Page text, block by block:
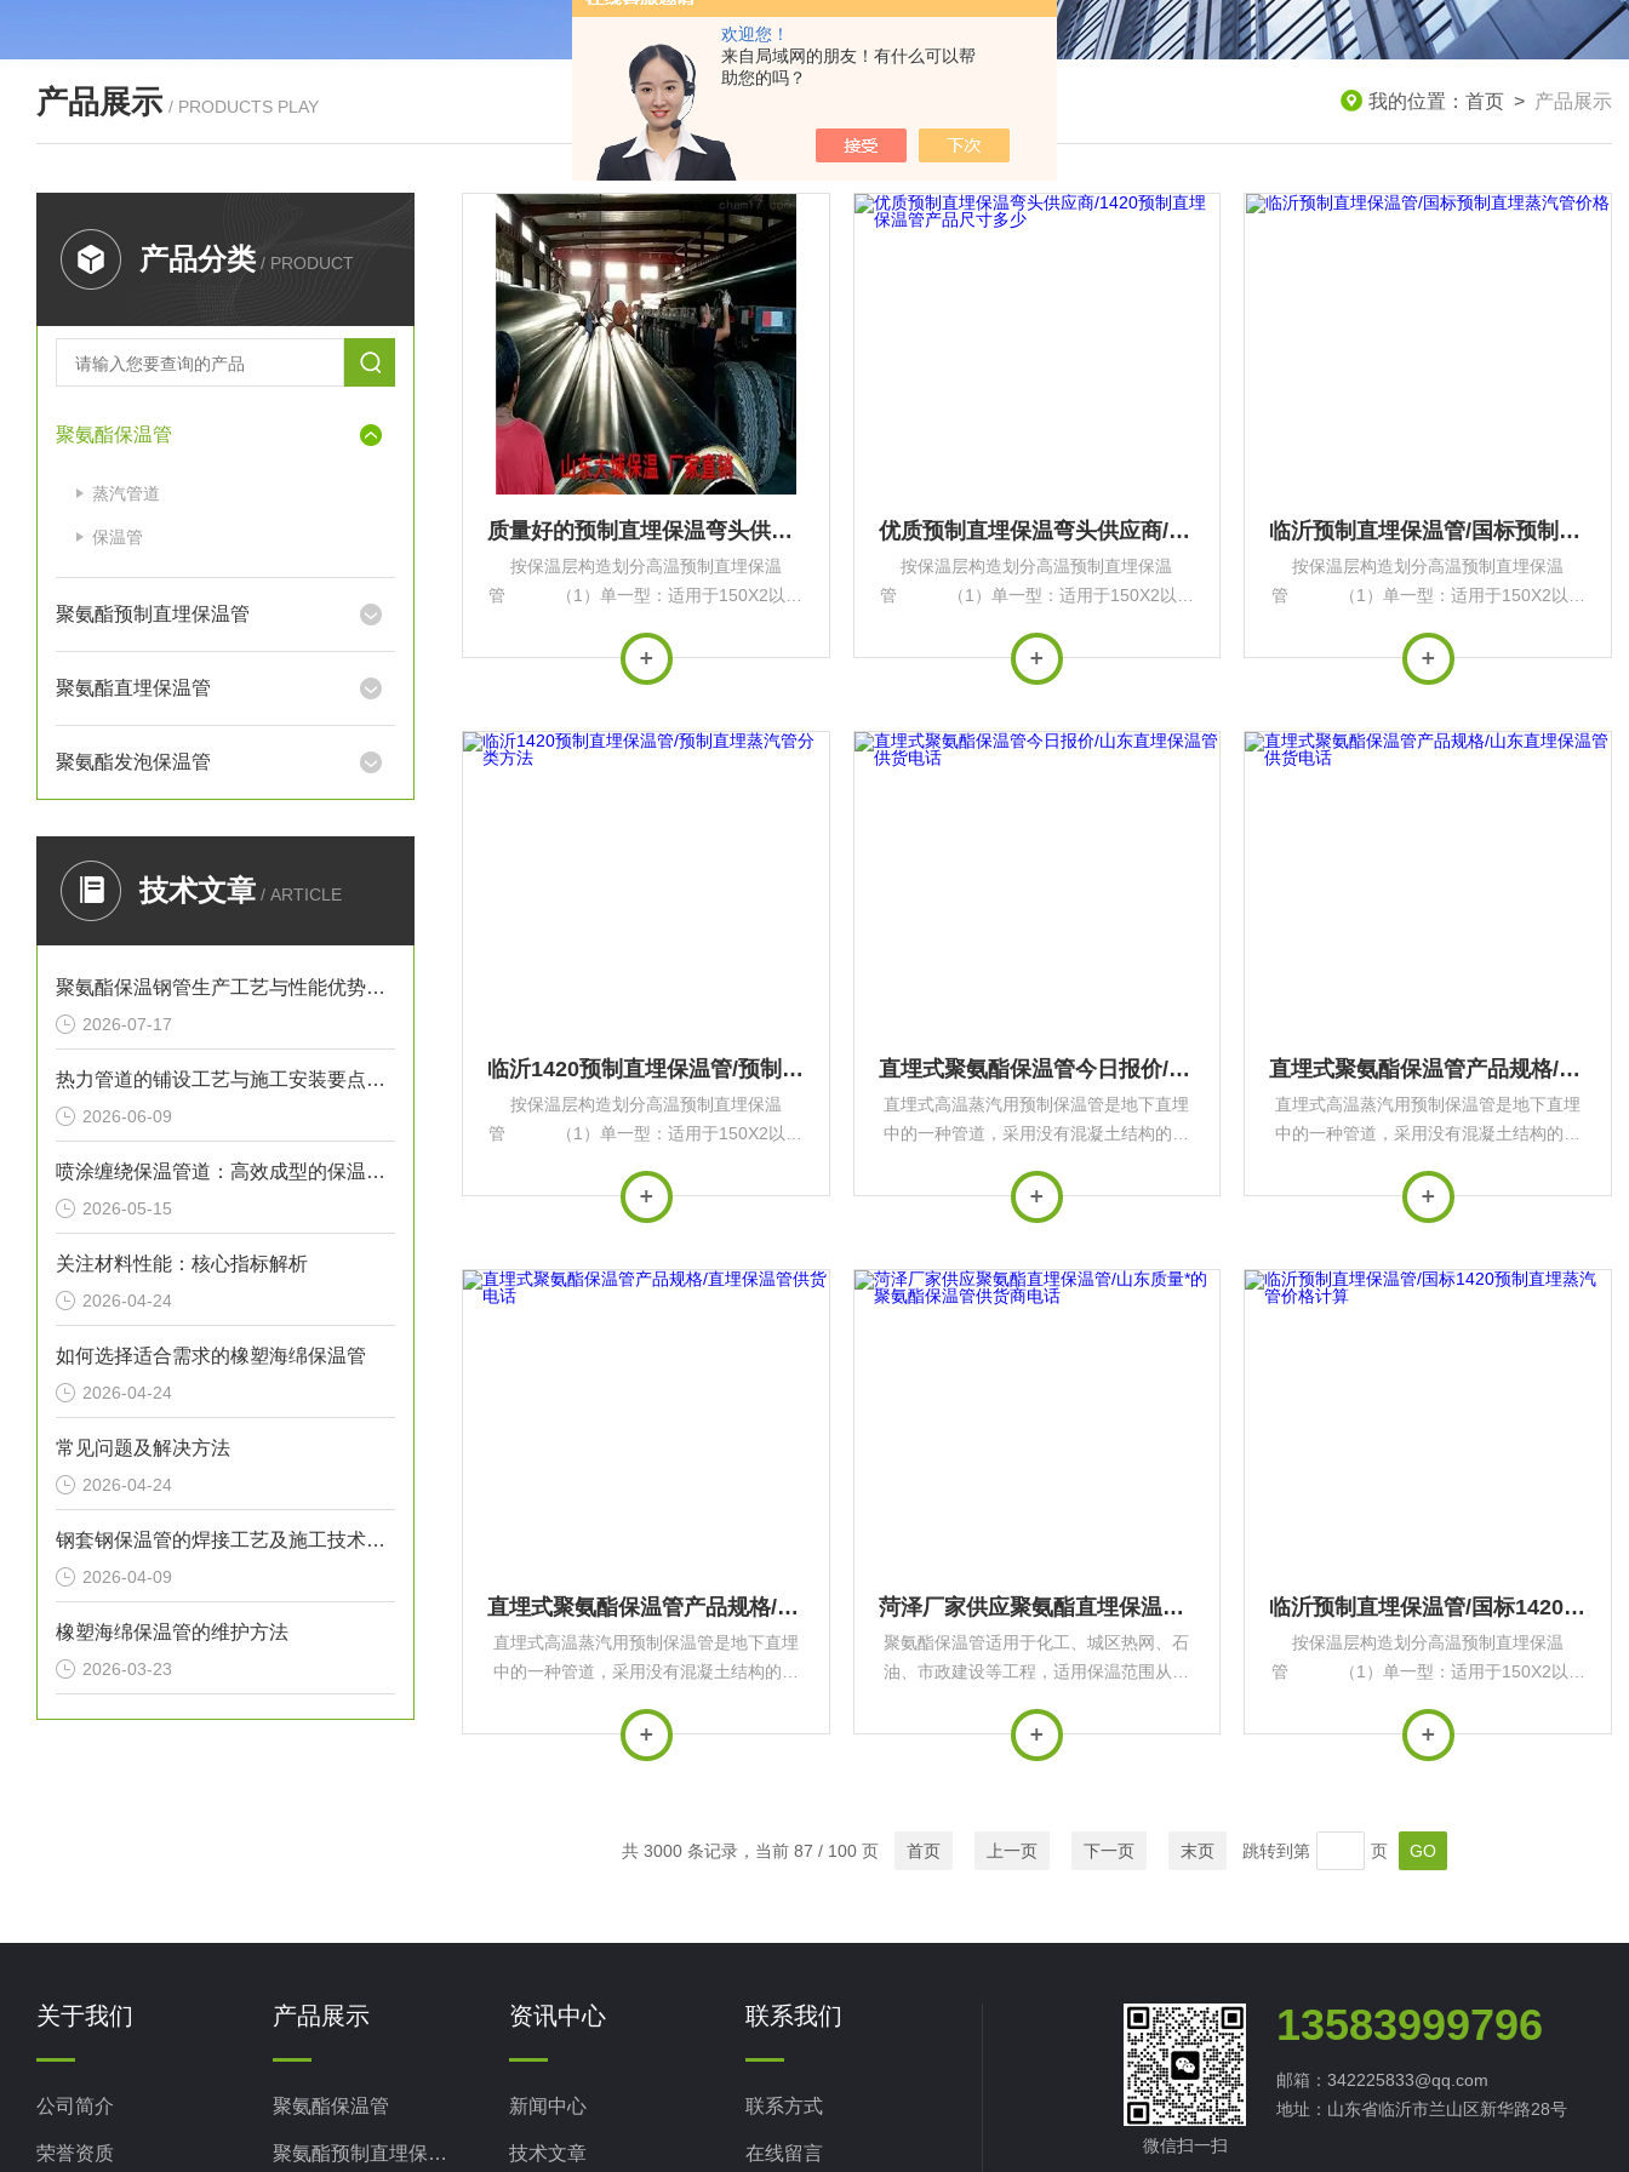
欢迎您！
来自局域网的朋友！有什么可以帮
助您的吗？
产品展示 / PRODUCTS PLAY 我的位置： 首页 > 产品展示
产品分类 / PRODUCT
聚氨酯保温管
蒸汽管道
保温管
聚氨酯预制直埋保温管
聚氨酯直埋保温管
聚氨酯发泡保温管
技术文章 / ARTICLE
聚氨酯保温钢管生产工艺与性能优势解析
2026-07-17
热力管道的铺设工艺与施工安装要点解析
2026-06-09
喷涂缠绕保温管道：高效成型的保温输送核心装备
2026-05-15
关注材料性能：核心指标解析
2026-04-24
如何选择适合需求的橡塑海绵保温管
2026-04-24
常见问题及解决方法
2026-04-24
钢套钢保温管的焊接工艺及施工技术研究
2026-04-09
橡塑海绵保温管的维护方法
2026-03-23
质量好的预制直埋保温弯头供应商
按保温层构造划分高温预制直埋保温
管 （1）单一型：适用于150X2以下
的供热介质，高温型适用于120~150~c的
供热介质（推荐使用温度在140~2以
优质预制直埋保温弯头供应商/1420预制直埋保温管产品尺寸多少
按保温层构造划分高温预制直埋保温
管 （1）单一型：适用于150X2以下
的供热介质，高温型适用于120~150~c的
供热介质（推荐使用温度在140~2以
临沂预制直埋保温管/国标预制直埋蒸汽管价格
按保温层构造划分高温预制直埋保温
管 （1）单一型：适用于150X2以下
的供热介质，高温型适用于120~150~c的
供热介质（推荐使用温度在140~2以
临沂1420预制直埋保温管/预制直埋蒸汽管分类方法
按保温层构造划分高温预制直埋保温
管 （1）单一型：适用于150X2以下
的供热介质，高温型适用于120~150~c的
供热介质（推荐使用温度在140~2以
直埋式聚氨酯保温管今日报价/山东直埋保温管供货电话
直埋式高温蒸汽用预制保温管是地下直埋
中的一种管道，采用没有混凝土结构的情
钢管的热膨胀在外管内进行，从而降低了
材料成本，缩短了施工日期，并保障了供
直埋式聚氨酯保温管产品规格/山东直埋保温管供货电话
直埋式高温蒸汽用预制保温管是地下直埋
中的一种管道，采用没有混凝土结构的情
钢管的热膨胀在外管内进行，从而降低了
材料成本，缩短了施工日期，并保障了供
直埋式聚氨酯保温管产品规格/直埋保温管供货电话
直埋式高温蒸汽用预制保温管是地下直埋
中的一种管道，采用没有混凝土结构的情
钢管的热膨胀在外管内进行，从而降低了
材料成本，缩短了施工日期，并保障了供
菏泽厂家供应聚氨酯直埋保温管/山东质量*的聚氨酯保温管供货商电话
聚氨酯保温管适用于化工、城区热网、石
油、市政建设等工程，适用保温范围从普
160℃，主要用于管道、容器内热介质物
料的保温隔热。聚氨酯保温管的保温性能
临沂预制直埋保温管/国标1420预制直埋蒸汽管价格计算
按保温层构造划分高温预制直埋保温
管 （1）单一型：适用于150X2以下
的供热介质，高温型适用于120~150~c的
供热介质（推荐使用温度在140~2以
共 3000 条记录，当前 87 / 100 页 首页 上一页 下一页 末页 跳转到第 页
关于我们
公司简介
荣誉资质
产品展示
聚氨酯保温管
聚氨酯预制直埋保温管
资讯中心
新闻中心
技术文章
联系我们
联系方式
在线留言 微信扫一扫
13583999796
邮箱：342225833@qq.com
地址：山东省临沂市兰山区新华路28号